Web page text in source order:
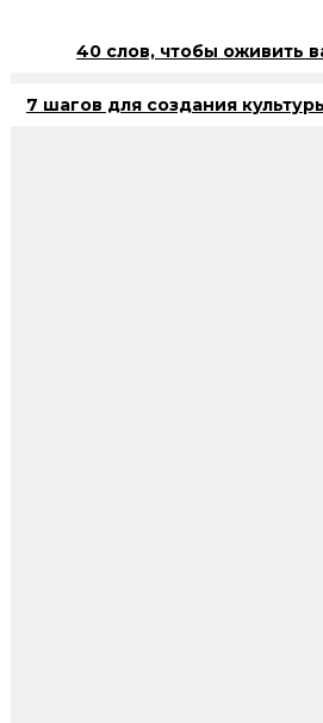
40 слов, чтобы оживить
7 шагов для создания